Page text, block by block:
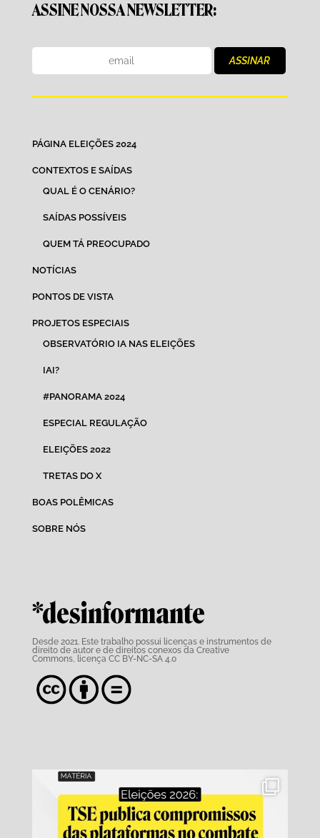
ASSINE NOSSA NEWSLETTER:
PÁGINA ELEIÇÕES 2024
CONTEXTOS E SAÍDAS
QUAL É O CENÁRIO?
SAÍDAS POSSÍVEIS
QUEM TÁ PREOCUPADO
NOTÍCIAS
PONTOS DE VISTA
PROJETOS ESPECIAIS
OBSERVATÓRIO IA NAS ELEIÇÕES
IAI?
#PANORAMA 2024
ESPECIAL REGULAÇÃO
ELEIÇÕES 2022
TRETAS DO X
BOAS POLÊMICAS
SOBRE NÓS
*desinformante
Desde 2021. Este trabalho possui licenças e instrumentos de
direito de autor e de direitos conexos da Creative
Commons,
licença CC BY-NC-SA 4.0